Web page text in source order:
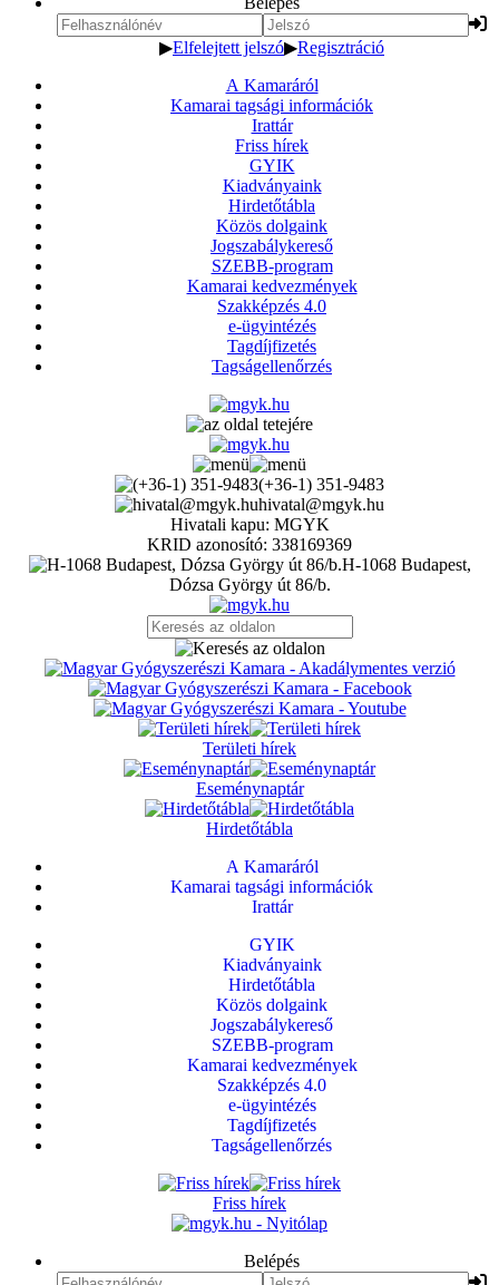
▶Elfelejtett jelszó▶Regisztráció
A Kamaráról
Kamarai tagsági információk
Irattár
Friss hírek
GYIK
Kiadványaink
Hirdetőtábla
Közös dolgaink
Jogszabálykereső
SZEBB-program
Kamarai kedvezmények
Szakképzés 4.0
e-ügyintézés
Tagdíjfizetés
Tagságellenőrzés
(+36-1) 351-9483
hivatal@mgyk.hu
Hivatali kapu: MGYK
KRID azonosító: 338169369
H-1068 Budapest,
Dózsa György út 86/b.
Területi hírek
Eseménynaptár
Hirdetőtábla
A Kamaráról
Kamarai tagsági információk
Irattár
GYIK
Kiadványaink
Hirdetőtábla
Közös dolgaink
Jogszabálykereső
SZEBB-program
Kamarai kedvezmények
Szakképzés 4.0
e-ügyintézés
Tagdíjfizetés
Tagságellenőrzés
Friss hírek
Belépés